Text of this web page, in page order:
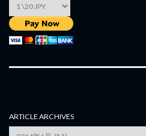
ARTICLE ARCHIVES
Article